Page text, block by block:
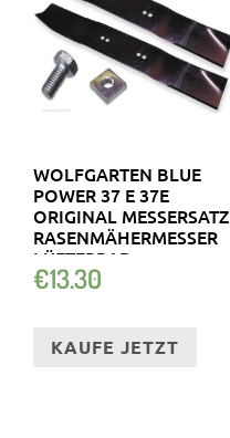
WOLFGARTEN BLUE
POWER 37 E 37E
ORIGINAL MESSERSATZ
RASENMÄHERMESSER
LÜFTERRAD
€13.30
KAUFE JETZT